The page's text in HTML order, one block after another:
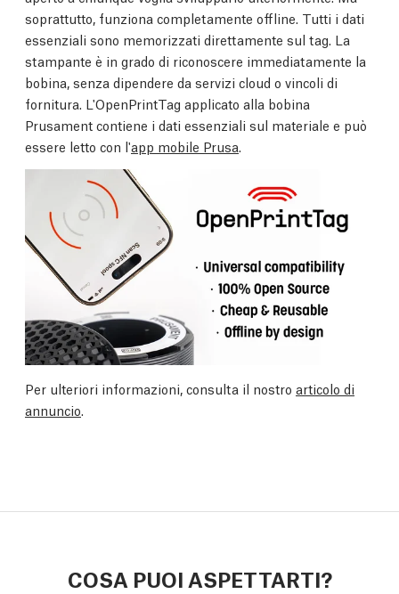
soprattutto, funziona completamente offline. Tutti i dati
essenziali sono memorizzati direttamente sul tag. La
stampante è in grado di riconoscere immediatamente la
bobina, senza dipendere da servizi cloud o vincoli di
fornitura. L'OpenPrintTag applicato alla bobina
Prusament contiene i dati essenziali sul materiale e può
essere letto con l'app mobile Prusa.
Per ulteriori informazioni, consulta il nostro articolo di
annuncio.
COSA PUOI ASPETTARTI?